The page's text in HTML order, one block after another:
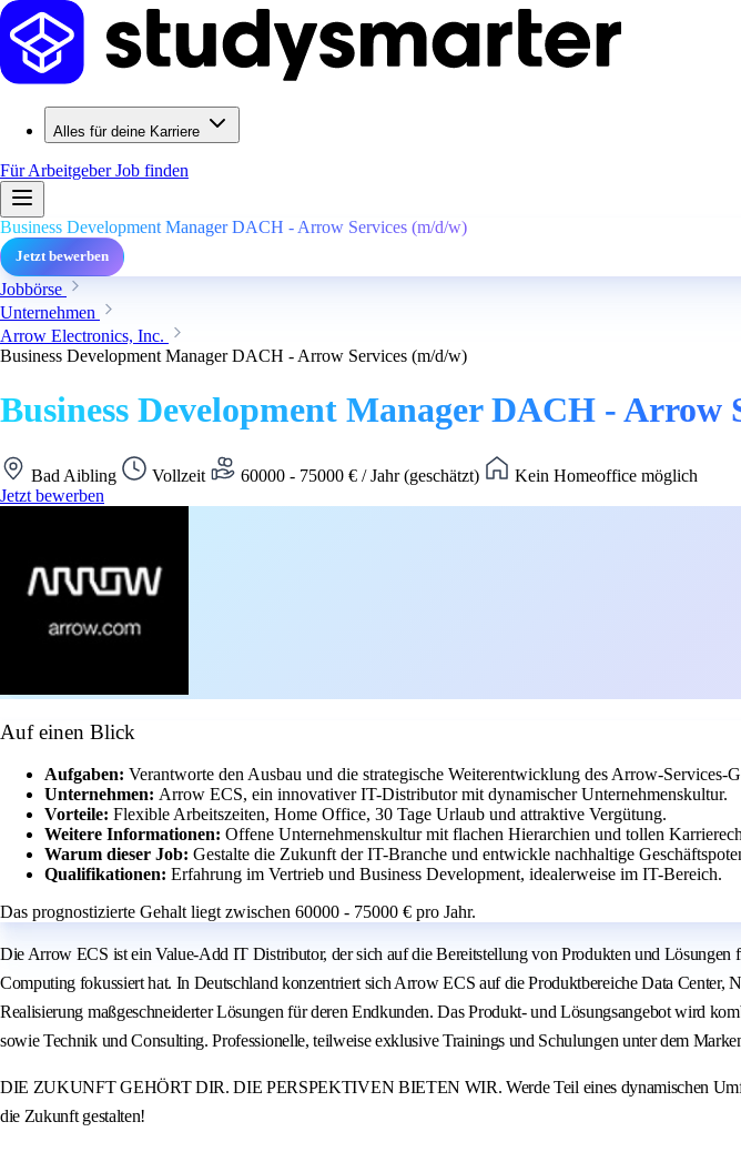
Alles für deine Karriere
Für ArbeitgeberJob finden
Business Development Manager DACH - Arrow Services (m/d/w)
Jetzt bewerben
Jobbörse
Unternehmen
Arrow Electronics, Inc.
Business Development Manager DACH - Arrow Services (m/d/w)
Business Development Manager DACH - Arrow
Bad Aibling Vollzeit 60000 - 75000 € / Jahr (geschätzt)
Kein Homeoffice möglich
Jetzt bewerben
Auf einen Blick
Aufgaben: Verantworte den Ausbau und die strategische Weiterentwicklung des Arrow-Services-
Unternehmen: Arrow ECS, ein innovativer IT-Distributor mit dynamischer Unternehmenskultur.
Vorteile: Flexible Arbeitszeiten, Home Office, 30 Tage Urlaub und attraktive Vergütung.
Weitere Informationen: Offene Unternehmenskultur mit flachen Hierarchien und tollen
Warum dieser Job: Gestalte die Zukunft der IT-Branche und entwickle nachhaltige
Qualifikationen: Erfahrung im Vertrieb und Business Development, idealerweise im IT-Bereich.
Das prognostizierte Gehalt liegt zwischen 60000 - 75000 € pro Jahr.
Die Arrow ECS ist ein Value-Add IT Distributor, der sich auf die Bereitstellung von Produkten und
Computing fokussiert hat. In Deutschland konzentriert sich Arrow ECS auf die Produktbereiche Data
Realisierung maßgeschneiderter Lösungen für deren Endkunden. Das Produkt- und Lösungsangebot wird
sowie Technik und Consulting. Professionelle, teilweise exklusive Trainings und Schulungen unter dem
DIE ZUKUNFT GEHÖRT DIR. DIE PERSPEKTIVEN BIETEN WIR. Werde Teil eines dynamischen
die Zukunft gestalten!